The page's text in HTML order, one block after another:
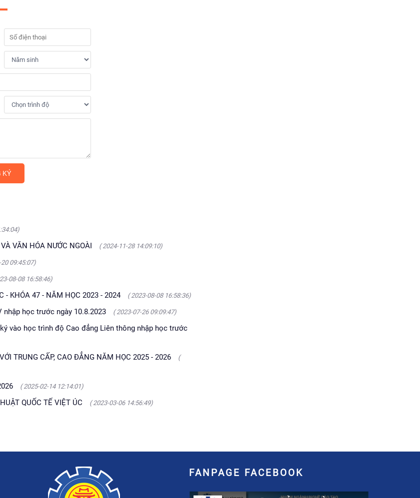
VĂN HÓA NƯỚC NGOÀI ( 2024-11-28 14:09:10)
09:45:07)
08-08 16:58:46)
- KHÓA 47 - NĂM HỌC 2023 - 2024 ( 2023-08-08 16:58:36)
học trước ngày 10.8.2023 ( 2023-07-26 09:09:47)
vào học trình độ Cao đẳng Liên thông nhập học trước
TRUNG CẤP, CAO ĐẲNG NĂM HỌC 2025 - 2026
(
( 2025-02-14 12:14:01)
QUỐC TẾ VIỆT ÚC ( 2023-03-06 14:56:49)
FANPAGE FACEBOOK